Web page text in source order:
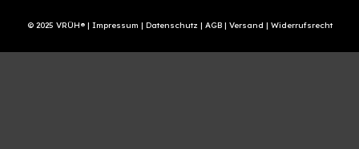
© 2025 VRÜH® | Impressum | Datenschutz | AGB| Versand | Widerrufsrecht